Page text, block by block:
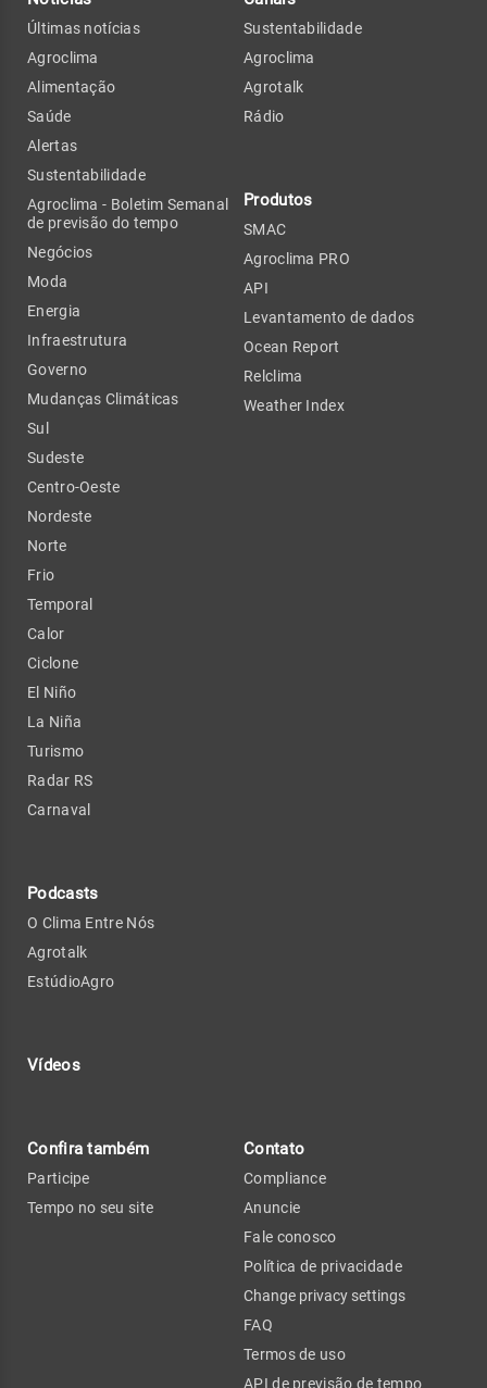
Últimas notícias
Agroclima
Alimentação
Saúde
Alertas
Sustentabilidade
Agroclima - Boletim Semanal
de previsão do tempo
Negócios
Moda
Energia
Infraestrutura
Governo
Mudanças Climáticas
Sul
Sudeste
Centro-Oeste
Nordeste
Norte
Frio
Temporal
Calor
Ciclone
El Niño
La Niña
Turismo
Radar RS
Carnaval
Podcasts
O Clima Entre Nós
Agrotalk
EstúdioAgro
Vídeos
Sustentabilidade
Agroclima
Agrotalk
Rádio
Produtos
SMAC
Agroclima PRO
API
Levantamento de dados
Ocean Report
Relclima
Weather Index
Confira também
Participe
Tempo no seu site
Contato
Compliance
Anuncie
Fale conosco
Política de privacidade
Change privacy settings
FAQ
Termos de uso
API de previsão de tempo